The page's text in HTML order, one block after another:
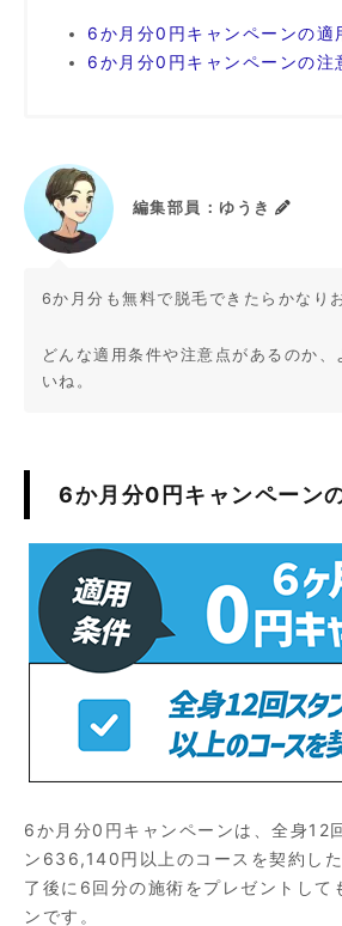
6か月分0円キャンペーンの適
6か月分0円キャンペーンの注
編集部員：ゆうき
6か月分も無料で脱毛できたらかなり
どんな適用条件や注意点があるのか、
いね。
6か月分0円キャンペーン
6か月分0円キャンペーンは、全身12
ン636,140円以上のコースを契約し
了後に6回分の施術をプレゼントして
ンです。